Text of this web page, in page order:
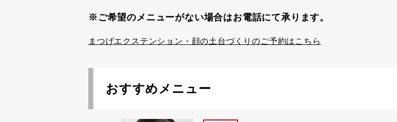
※ご希望のメニューがない場合はお電話にて承ります。
まつげエクステンション・顔の土台づくりのご予約はこちら
おすすめメニュー